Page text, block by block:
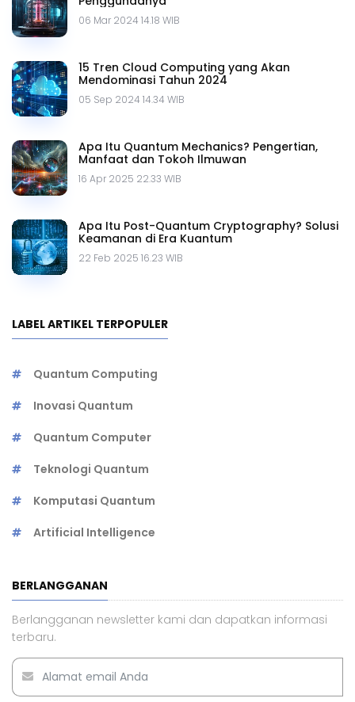
06 Mar 2024 14.18 WIB
15 Tren Cloud Computing yang Akan
Mendominasi Tahun 2024
05 Sep 2024 14.34 WIB
Apa Itu Quantum Mechanics? Pengertian,
Manfaat dan Tokoh Ilmuwan
16 Apr 2025 22.33 WIB
Apa Itu Post-Quantum Cryptography? Solusi
Keamanan di Era Kuantum
22 Feb 2025 16.23 WIB
LABEL ARTIKEL TERPOPULER
Quantum Computing
Inovasi Quantum
Quantum Computer
Teknologi Quantum
Komputasi Quantum
Artificial Intelligence
BERLANGGANAN
Berlangganan newsletter kami dan dapatkan informasi
terbaru.